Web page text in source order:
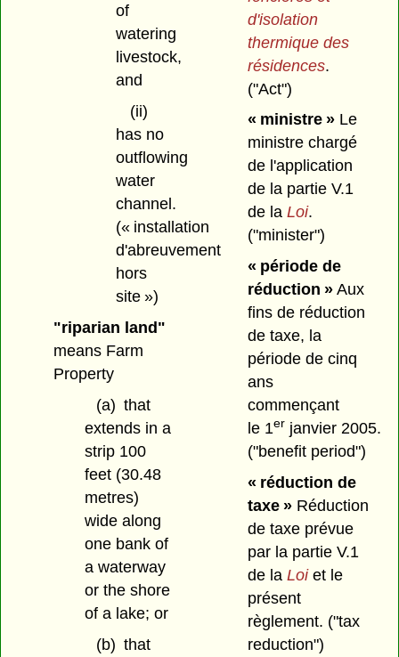
of
watering
livestock,
and
(ii)
has no
outflowing
water
channel.
(« installation
d'abreuvement
hors
site »)
"riparian land"
means Farm
Property
(a) that
extends in a
strip 100
feet (30.48
metres)
wide along
one bank of
a waterway
or the shore
of a lake; or
(b) that
d'isolation
thermique des
résidences.
("Act")
« ministre »Le
ministre chargé
de l'application
de la partie V.1
de la Loi.
("minister")
« période de
réduction »Aux
fins de réduction
de taxe, la
période de cinq
ans
commençant
le 1er janvier 2005.
("benefit period")
« réduction de
taxe » Réduction
de taxe prévue
par la partie V.1
de la Loiet le
présent
règlement. ("tax
reduction")